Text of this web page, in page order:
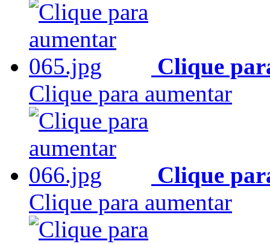
Clique
Clique para aumentar
Clique
Clique para aumentar